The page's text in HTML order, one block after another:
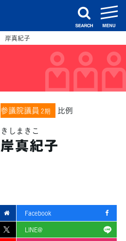
search
岸真紀子
参議院議員 2期
比例
きしまきこ
岸真紀子
Facebook
LINE@